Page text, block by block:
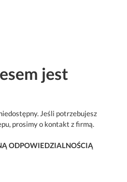
jest
Jeśli potrzebujesz
prosimy o kontakt z firmą.
ODPOWIEDZIALNOŚCIĄ